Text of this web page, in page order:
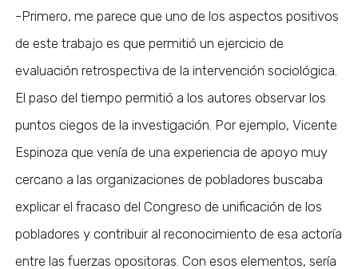
-Primero, me parece que uno de los aspectos positivos
de este trabajo es que permitió un ejercicio de
evaluación retrospectiva de la intervención sociológica.
El paso del tiempo permitió a los autores observar los
puntos ciegos de la investigación. Por ejemplo, Vicente
Espinoza que venía de una experiencia de apoyo muy
cercano a las organizaciones de pobladores buscaba
explicar el fracaso del Congreso de unificación de los
pobladores y contribuir al reconocimiento de esa actoría
entre las fuerzas opositoras. Con esos elementos, sería